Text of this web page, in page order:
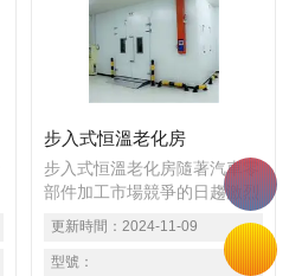
環境模擬測試。
步入式恒溫老化房
步入式恒溫老化房隨著汽車零
部件加工市場競爭的日趨激烈
以及技術的不斷升級和應用，
汽車配件加工零部件行業近年
來對品質的要求也越來越高
更新時間： 2024-11-09
型號：